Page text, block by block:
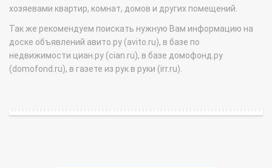
хозяевами квартир, комнат, домов и других помещений.
Так же рекомендуем поискать нужную Вам информацию на
доске объявлений авито.ру (avito.ru), в базе по
недвижимости циан.ру (cian.ru), в базе домофонд.ру
(domofond.ru), в газете из рук в руки (irr.ru).